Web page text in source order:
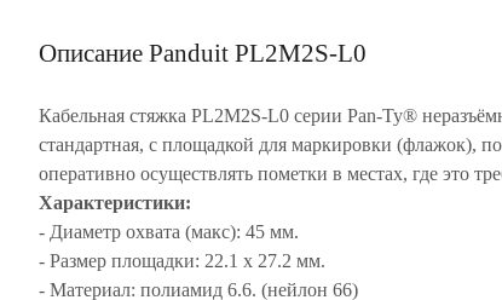
Описание Panduit PL2M2S-L0
Кабельная стяжка PL2M2S-L0 серии Pan-Ty®
стандартная, с площадкой для маркировки (флажок),
оперативно осуществлять пометки в местах, где это
Характеристики:
- Диаметр охвата (макс): 45 мм.
- Размер площадки: 22.1 x 27.2 мм.
- Материал: полиамид 6.6. (нейлон 66)